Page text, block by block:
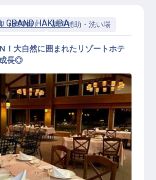
（調理師） 調理補助・洗い場
経験OK／月給25万～／
大20万円／残業月10H
GRAND HAKUBA
！大自然に囲まれたリゾートホテ
長◎